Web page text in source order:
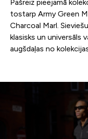
Pašreiz pieejamā
tostarp Army Green
Charcoal Marl.
klasisks un universāls
augšdaļas no